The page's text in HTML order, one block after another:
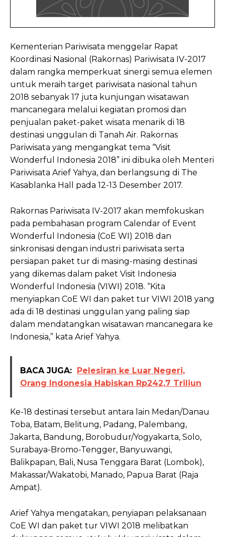
Kementerian Pariwisata menggelar Rapat
Koordinasi Nasional (Rakornas) Pariwisata IV-2017
dalam rangka memperkuat sinergi semua elemen
untuk meraih target pariwisata nasional tahun
2018 sebanyak 17 juta kunjungan wisatawan
mancanegara melalui kegiatan promosi dan
penjualan paket-paket wisata menarik di 18
destinasi unggulan di Tanah Air. Rakornas
Pariwisata yang mengangkat tema “Visit
Wonderful Indonesia 2018” ini dibuka oleh Menteri
Pariwisata Arief Yahya, dan berlangsung di The
Kasablanka Hall pada 12-13 Desember 2017.
Rakornas Pariwisata IV-2017 akan memfokuskan
pada pembahasan program Calendar of Event
Wonderful Indonesia (CoE WI) 2018 dan
sinkronisasi dengan industri pariwisata serta
persiapan paket tur di masing-masing destinasi
yang dikemas dalam paket Visit Indonesia
Wonderful Indonesia (VIWI) 2018. “Kita
menyiapkan CoE WI dan paket tur VIWI 2018 yang
ada di 18 destinasi unggulan yang paling siap
dalam mendatangkan wisatawan mancanegara ke
Indonesia,” kata Arief Yahya.
BACA JUGA: Pelesiran ke Luar Negeri,
Orang Indonesia Habiskan Rp242,7 Triliun
Ke-18 destinasi tersebut antara lain Medan/Danau
Toba, Batam, Belitung, Padang, Palembang,
Jakarta, Bandung, Borobudur/Yogyakarta, Solo,
Surabaya-Bromo-Tengger, Banyuwangi,
Balikpapan, Bali, Nusa Tenggara Barat (Lombok),
Makassar/Wakatobi, Manado, Papua Barat (Raja
Ampat).
Arief Yahya mengatakan, penyiapan pelaksanaan
CoE WI dan paket tur VIWI 2018 melibatkan